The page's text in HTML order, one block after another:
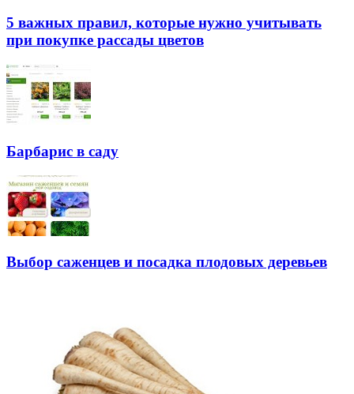
5 важных правил, которые нужно учитывать
при покупке рассады цветов
Барбарис в саду
Выбор саженцев и посадка плодовых деревьев